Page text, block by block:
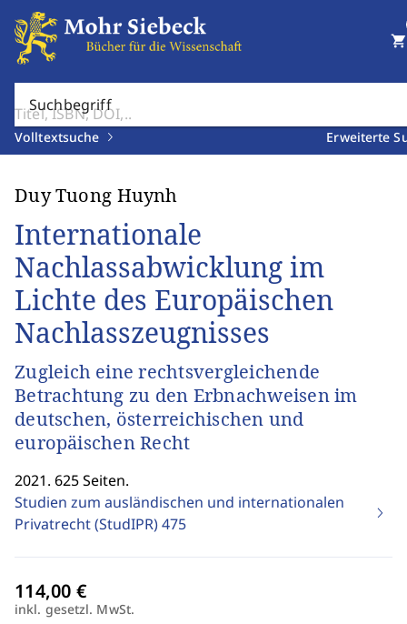
Suchbegriff
Volltextsuche Erweiterte
shopping_cart
Duy Tuong Huynh
Internationale
Nachlassabwicklung im
Lichte des Europäischen
Nachlasszeugnisses
Zugleich eine rechtsvergleichende
Betrachtung zu den Erbnachweisen im
deutschen, österreichischen und
europäischen Recht
2021. 625 Seiten.
Studien zum ausländischen und internationalen
Privatrecht (StudIPR)475
inkl. gesetzl. MwSt.